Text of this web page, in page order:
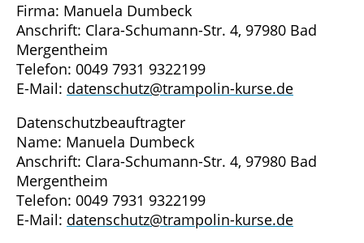
Firma: Manuela Dumbeck
Anschrift: Clara-Schumann-Str. 4, 97980 Bad
Mergentheim
Telefon: 0049 7931 9322199
E-Mail: datenschutz@trampolin-kurse.de
Datenschutzbeauftragter
Name: Manuela Dumbeck
Anschrift: Clara-Schumann-Str. 4, 97980 Bad
Mergentheim
Telefon: 0049 7931 9322199
E-Mail: datenschutz@trampolin-kurse.de